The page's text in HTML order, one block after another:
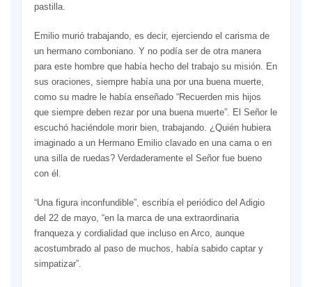
pastilla.
Emilio murió trabajando, es decir, ejerciendo el carisma de
un hermano comboniano. Y no podía ser de otra manera
para este hombre que había hecho del trabajo su misión. En
sus oraciones, siempre había una por una buena muerte,
como su madre le había enseñado “Recuerden mis hijos
que siempre deben rezar por una buena muerte”. El Señor le
escuchó haciéndole morir bien, trabajando. ¿Quién hubiera
imaginado a un Hermano Emilio clavado en una cama o en
una silla de ruedas? Verdaderamente el Señor fue bueno
con él.
“Una figura inconfundible”, escribía el periódico del Adigio
del 22 de mayo, “en la marca de una extraordinaria
franqueza y cordialidad que incluso en Arco, aunque
acostumbrado al paso de muchos, había sabido captar y
simpatizar”.